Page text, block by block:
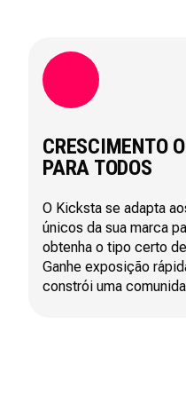
CRESCIMENTO
PARA TODOS
O Kicksta se adapta
únicos da sua marca
obtenha o tipo certo
Ganhe exposição
constrói uma